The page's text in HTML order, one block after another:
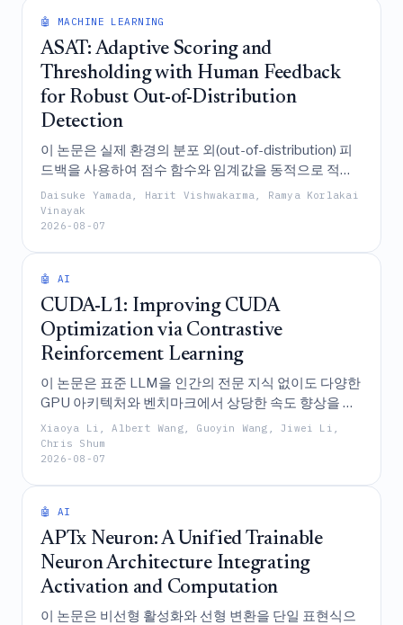
🤖 MACHINE LEARNING
ASAT: Adaptive Scoring and
Thresholding with Human Feedback
for Robust Out-of-Distribution
Detection
이 논문은 실제 환경의 분포 외(out-of-distribution) 피
드백을 사용하여 점수 함수와 임계값을 동적으로 적응
시킴으로써, 거짓 양성률을 엄격하게 제어하는 동시에
참 양성률을 극대화하여 기존 방식보다 견고한 OOD 탐
지 성능을 보이는 인간 참여형(human-in-the-loop) 프
레임워크인 ASAT를 제안한다.
Daisuke Yamada, Harit Vishwakarma, Ramya Korlakai
Vinayak
2026-08-07
🤖 AI
CUDA-L1: Improving CUDA
Optimization via Contrastive
Reinforcement Learning
이 논문은 표준 LLM을 인간의 전문 지식 없이도 다양한
GPU 아키텍처와 벤치마크에서 상당한 속도 향상을 달
성할 수 있는 효과적인 자동 CUDA 최적기(optimizer)로
변환하는 대조 강화 학습 프레임워크인 CUDA-L1을 소
개한다.
Xiaoya Li, Albert Wang, Guoyin Wang, Jiwei Li,
Chris Shum
2026-08-07
🤖 AI
APTx Neuron: A Unified Trainable
Neuron Architecture Integrating
Activation and Computation
이 논문은 비선형 활성화와 선형 변환을 단일 표현식으